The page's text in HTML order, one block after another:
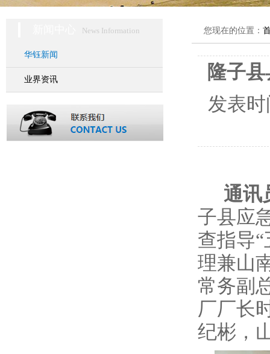
News Information
华钰新闻
业界资讯
您现在的位置：
隆子
发表
通讯
子县应
查指导
理兼山
常务副
厂厂长
纪彬，